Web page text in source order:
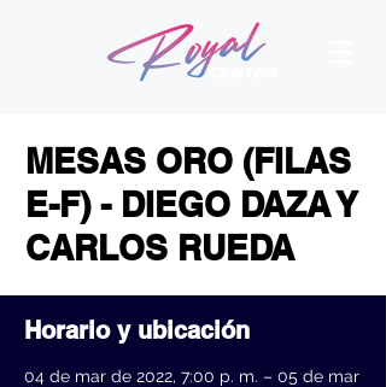
MESAS ORO (FILAS
E-F) - DIEGO DAZA Y
CARLOS RUEDA
Horario y ubicación
04 de mar de 2022, 7:00 p. m. – 05 de mar